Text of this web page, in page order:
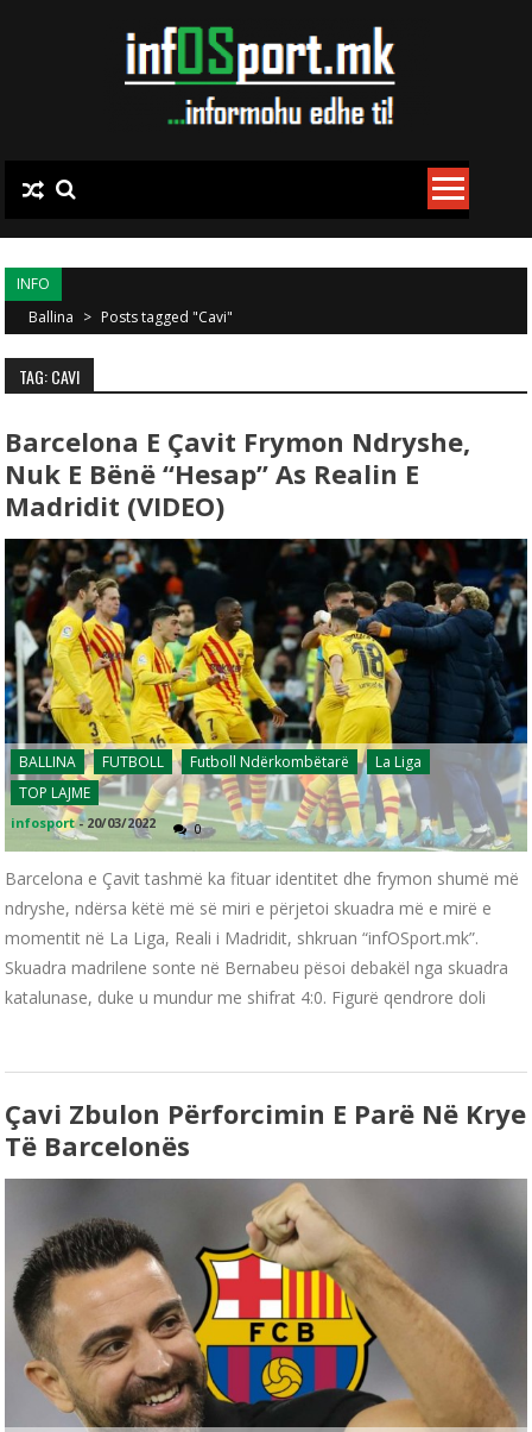
INFO
Ballina > Posts tagged "Cavi"
TAG: CAVI
Barcelona E Çavit Frymon Ndryshe,
Nuk E Bënë “hesap” As Realin E
Madridit (VIDEO)
BALLINA FUTBOLL Futboll Ndërkombëtarë
La Liga
TOP LAJME
infosport -20/03/2022 0
Barcelona e Çavit tashmë ka fituar identitet dhe frymon shumë më
ndryshe, ndërsa këtë më së miri e përjetoi skuadra më e mirë e
momentit në La Liga, Reali i Madridit, shkruan “infOSport.mk”.
Skuadra madrilene sonte në Bernabeu pësoi debakël nga skuadra
katalunase, duke u mundur me shifrat 4:0. Figurë qendrore doli
Çavi Zbulon Përforcimin E Parë Në Krye
Të Barcelonës